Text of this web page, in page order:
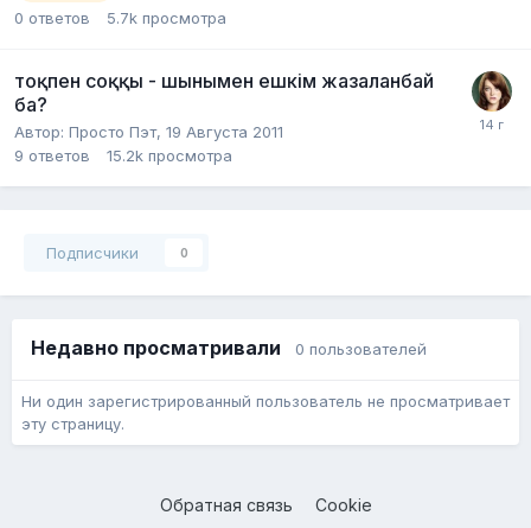
0 ответов 5.7k просмотра
тоқпен соққы - шынымен ешкім жазаланбай
ба?
Автор: Просто Пэт, 19 Августа 2011
9 ответов 15.2k просмотра
Подписчики 0
Недавно просматривали 0 пользователей
Ни один зарегистрированный пользователь не просматривает
эту страницу.
Обратная связь Cookie